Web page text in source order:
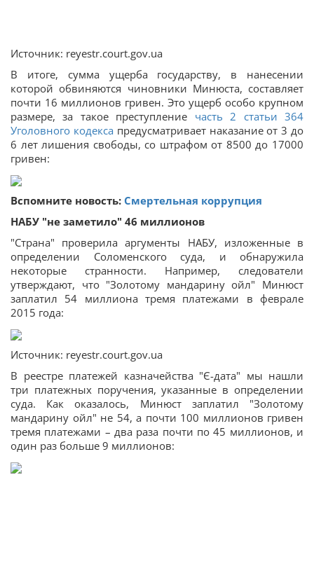
Источник: reyestr.court.gov.ua
В итоге, сумма ущерба государству, в нанесении
которой обвиняются чиновники Минюста, составляет
почти 16 миллионов гривен. Это ущерб особо крупном
размере, за такое преступление часть 2 статьи 364
Уголовного кодекса предусматривает наказание от 3 до
6 лет лишения свободы, со штрафом от 8500 до 17000
гривен:
Вспомните новость: Смертельная коррупция
НАБУ "не заметило" 46 миллионов
"Страна" проверила аргументы НАБУ, изложенные в
определении Соломенского суда, и обнаружила
некоторые странности. Например, следователи
утверждают, что "Золотому мандарину ойл" Минюст
заплатил 54 миллиона тремя платежами в феврале
2015 года:
Источник: reyestr.court.gov.ua
В реестре платежей казначейства "Є-дата" мы нашли
три платежных поручения, указанные в определении
суда. Как оказалось, Минюст заплатил "Золотому
мандарину ойл" не 54, а почти 100 миллионов гривен
тремя платежами – два раза почти по 45 миллионов, и
один раз больше 9 миллионов: